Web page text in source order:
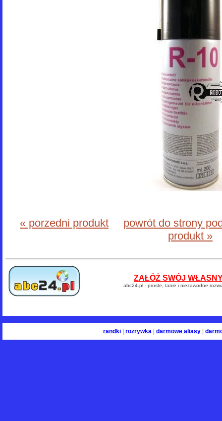
« porzedni produkt
powrót do strony
produkt »
ZAŁÓŻ SWÓJ
abc24.pl - proste, tanie i niezawodne
randki| rozrywka| darmowe aliasy|